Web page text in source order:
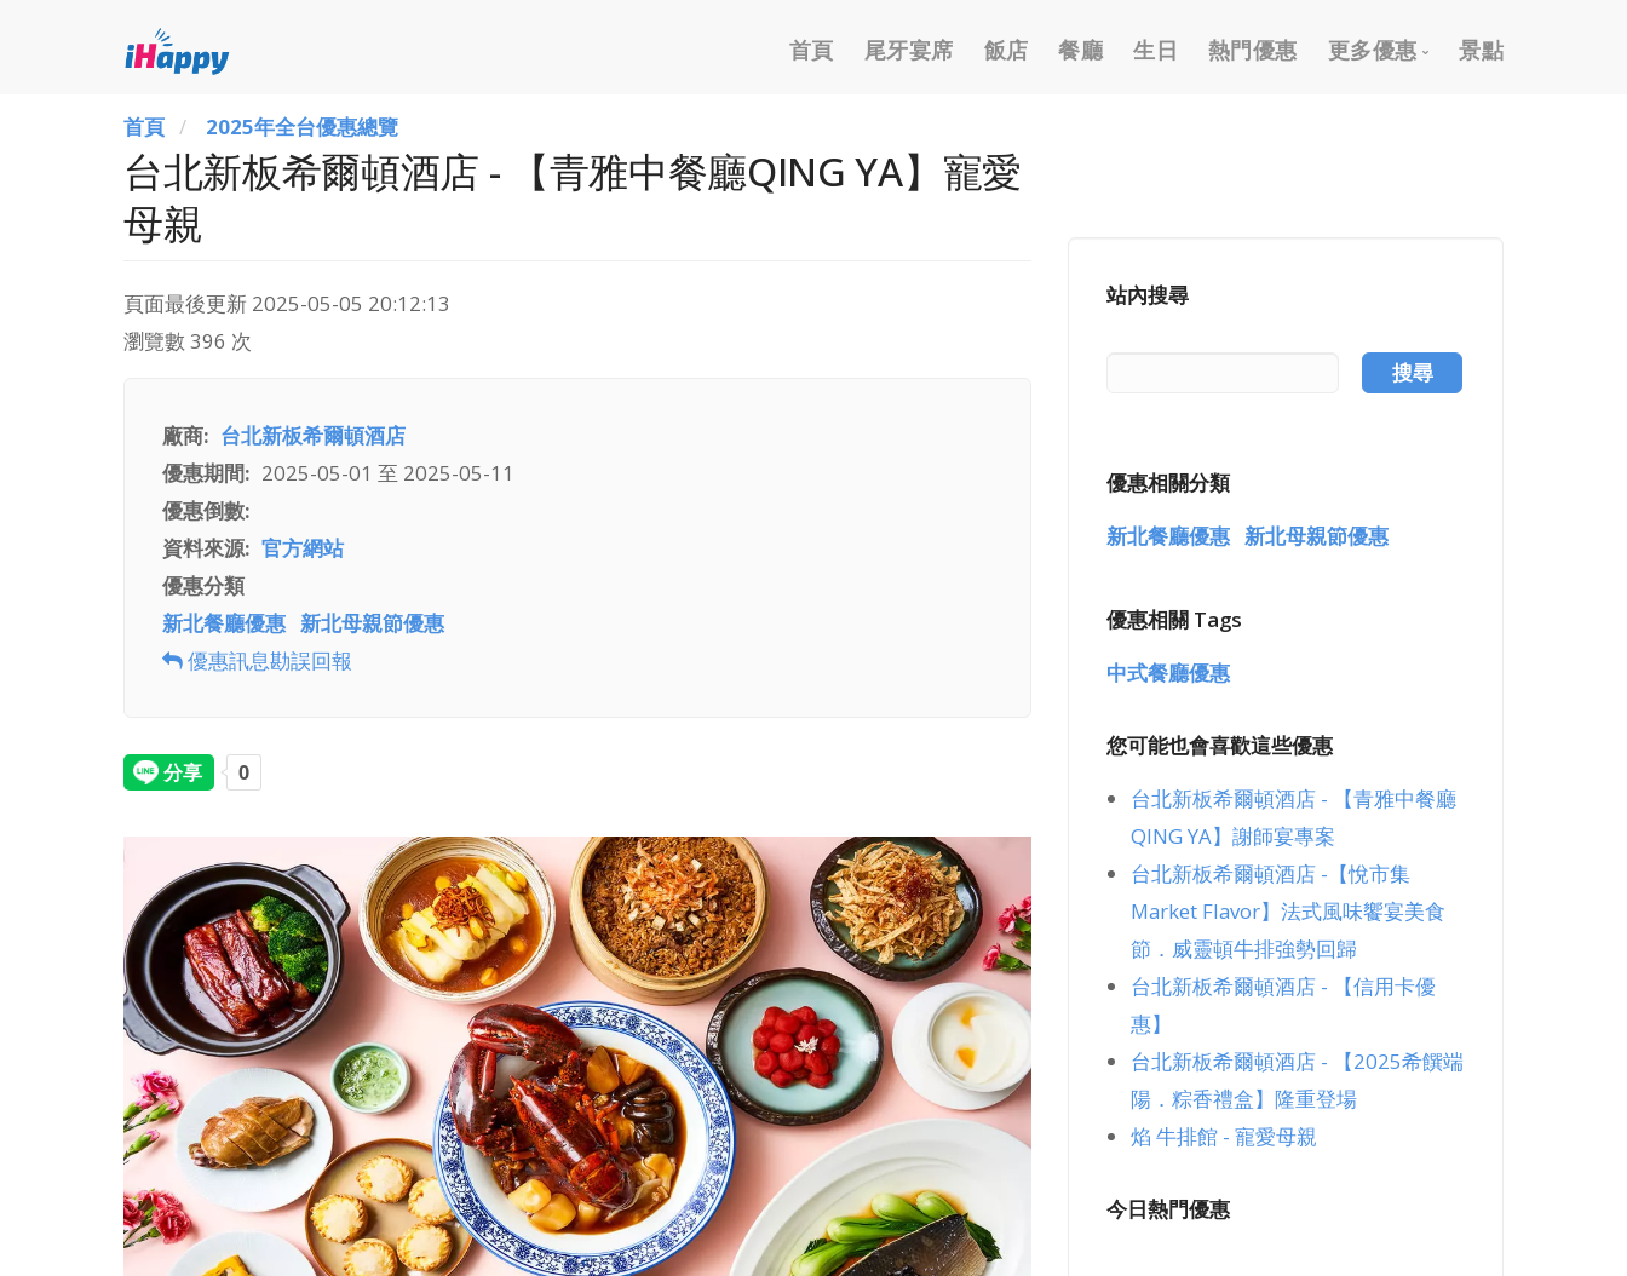
Main
navigation
首頁 尾牙宴席 飯店 餐廳 生日 熱門優惠 更多優惠
按摩/推拿優惠
高爾夫假期優惠
景點
首頁 2025年全台優惠總覽
台北新板希爾頓酒店 - 【青雅中餐廳QING YA】寵愛
母親
頁面最後更新 2025-05-05 20:12:13
瀏覽數 396 次
廠商
台北新板希爾頓酒店
優惠期間
2025-05-01 至 2025-05-11
優惠倒數
資料來源
官方網站
優惠分類
新北餐廳優惠 新北母親節優惠
優惠訊息勘誤回報
站內搜尋
搜尋
優惠相關分類
新北餐廳優惠 新北母親節優惠
優惠相關 Tags
中式餐廳優惠
您可能也會喜歡這些優惠
台北新板希爾頓酒店 - 【青雅中餐廳
QING YA】謝師宴專案
台北新板希爾頓酒店 -【悅市集
Market Flavor】法式風味饗宴美食
節．威靈頓牛排強勢回歸
台北新板希爾頓酒店 - 【信用卡優
惠】
台北新板希爾頓酒店 - 【2025希饌端
陽．粽香禮盒】隆重登場
焰 牛排館 - 寵愛母親
今日熱門優惠